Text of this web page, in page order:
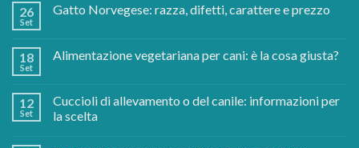
26
Set
Gatto Norvegese: razza, difetti, carattere e prezzo
18
Set
Alimentazione vegetariana per cani: è la cosa giusta?
12
Set
Cuccioli di allevamento o del canile: informazioni per
la scelta